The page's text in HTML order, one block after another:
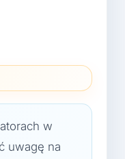
w
uwagę na